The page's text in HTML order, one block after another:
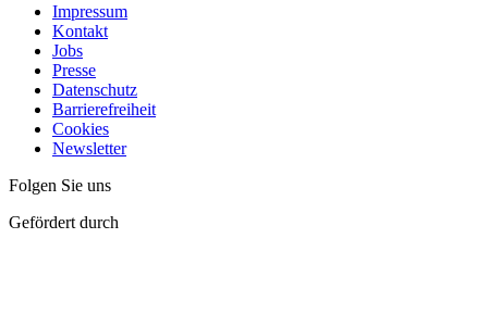
Impressum
Kontakt
Jobs
Presse
Datenschutz
Barrierefreiheit
Cookies
Newsletter
Folgen Sie uns
Gefördert durch